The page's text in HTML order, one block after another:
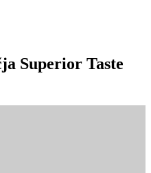
Superior Taste